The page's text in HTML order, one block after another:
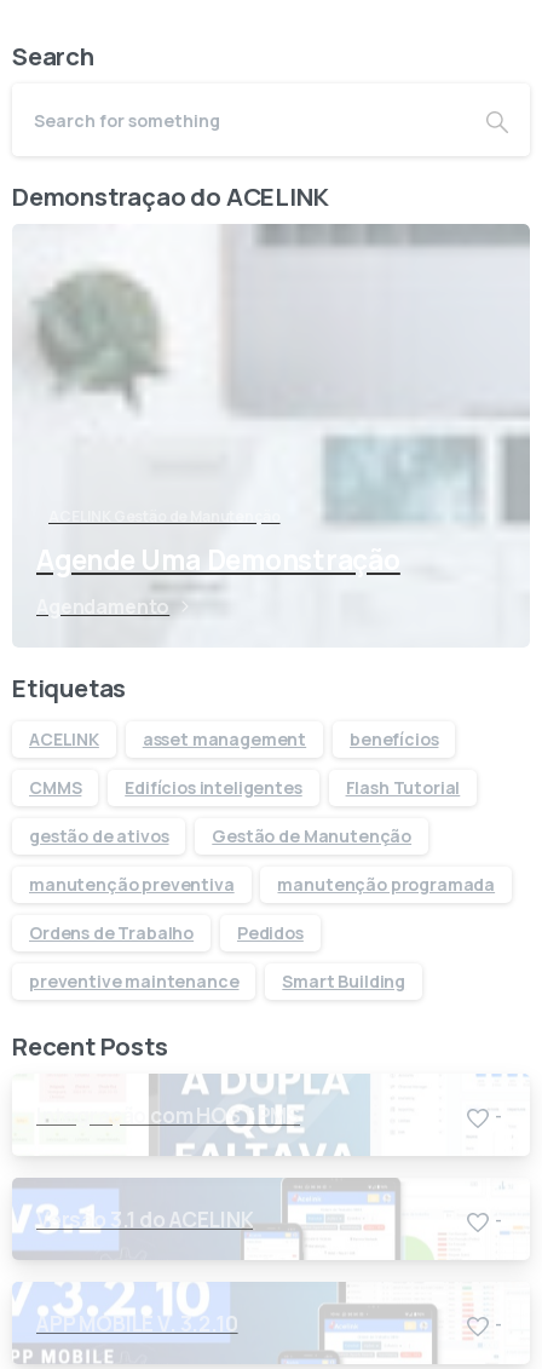
Search
Demonstraçao do ACELINK
Agende Uma Demonstração
Agendamento
Etiquetas
ACELINK asset management benefícios
CMMS Edifícios inteligentes Flash Tutorial
gestão de ativos Gestão de Manutenção
manutenção preventiva manutenção programada
Ordens de Trabalho Pedidos
preventive maintenance Smart Building
Recent Posts
Integração com HOST PMS -
Versão 3.1 do ACELINK -
APP MOBILE V. 3.2.10 -